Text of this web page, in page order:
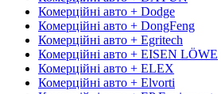
Комерційні авто + Dodge
Комерційні авто + DongFeng
Комерційні авто + Egritech
Комерційні авто + EISEN LÖWE
Комерційні авто + ELEX
Комерційні авто + Elvorti